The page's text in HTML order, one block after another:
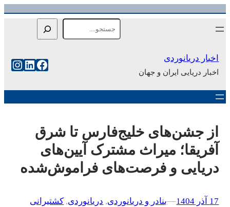
رفتن
به
اخبار دریانوردی
اخبار دریایی ایران و جهان
فیس‌بوک
از جشن‌های خلیج‌فارس تا شرق
آفریقا؛ میراث مشترک آیین‌های
دریایی و فرصت‌های فراموش‌شده
17 آذر 1404 –
–بنادر و دریانوردی, دریانوردی, کشتیرانی